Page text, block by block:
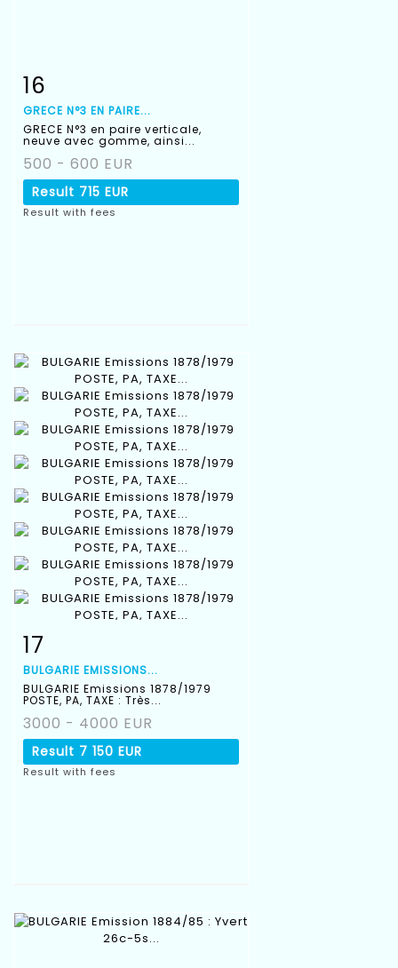
Item detail
16
GRECE N°3 EN PAIRE...
GRECE N°3 en paire verticale,
neuve avec gomme, ainsi...
500 - 600 EUR
Result 715 EUR
Result with fees
Item detail
17
BULGARIE EMISSIONS...
BULGARIE Emissions 1878/1979
POSTE, PA, TAXE : Très...
3000 - 4000 EUR
Result 7 150 EUR
Result with fees